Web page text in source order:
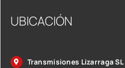
UBICACIÓN
Transmisiones Lizarraga SL